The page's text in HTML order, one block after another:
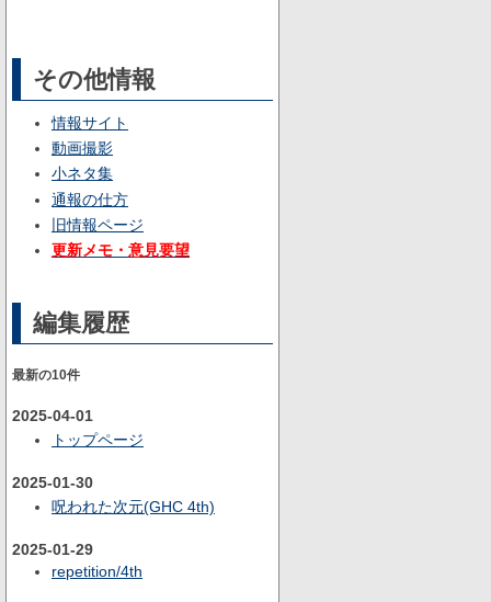
その他情報
情報サイト
動画撮影
小ネタ集
通報の仕方
旧情報ページ
更新メモ・意見要望
編集履歴
最新の10件
2025-04-01
トップページ
2025-01-30
呪われた次元(GHC 4th)
2025-01-29
repetition/4th